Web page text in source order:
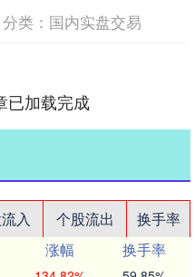
分类： 国内实盘交易
已加载完成
入 个股流出
换手率
涨幅
换手率